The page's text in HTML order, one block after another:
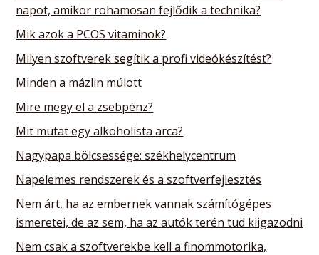
napot, amikor rohamosan fejlődik a technika?
Mik azok a PCOS vitaminok?
Milyen szoftverek segítik a profi videókészítést?
Minden a mázlin múlott
Mire megy el a zsebpénz?
Mit mutat egy alkoholista arca?
Nagypapa bölcsessége: székhelycentrum
Napelemes rendszerek és a szoftverfejlesztés
Nem árt, ha az embernek vannak számítógépes
ismeretei, de az sem, ha az autók terén tud kiigazodni
Nem csak a szoftverekbe kell a finommotorika,